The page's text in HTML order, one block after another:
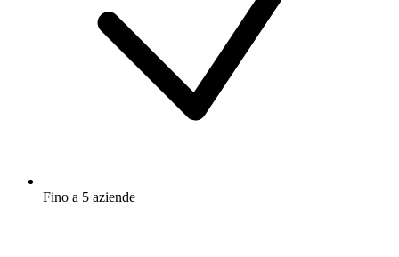
Fino a 5 aziende